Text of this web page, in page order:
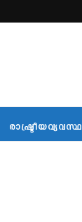
രാഷ്ട്രീയവ്യവസ്ഥ